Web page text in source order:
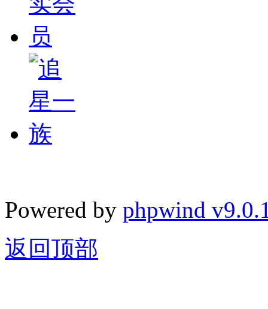
Powered by phpwind
返回顶部